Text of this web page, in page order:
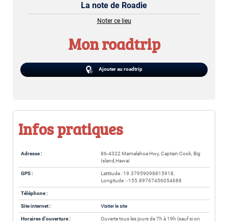
La note de Roadie
Noter ce lieu
Mon roadtrip
Ajouter au roadtrip
Infos pratiques
Adresse :
86-4322 Mamalahoa Hwy, Captain Cook, Big
Island,Hawaï
GPS :
Lattitude : 19.37959098815918,
Longitude : -155.89767456054688
Téléphone :
Site internet : Visiter le site
Horaires d'ouverture :
Ouverte tous les jours de 7h à 19h (sauf si on